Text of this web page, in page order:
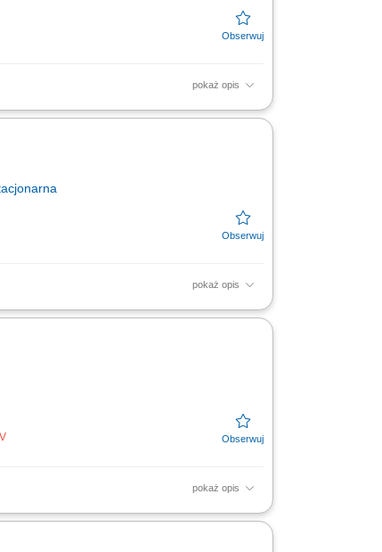
pokaż opis
odpadów i opróżnianie koszy;
pokaż opis
przygotowywania śniadań, obiadów i
pokaż opis
Pomoc w realizacji bieżących prac